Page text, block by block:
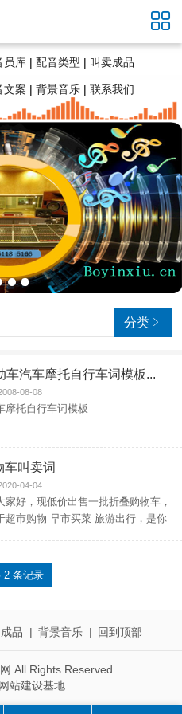

员库 | 配音类型 | 叫卖成品
文案 | 背景音乐 | 联系我们
分类 
汽车摩托自行车词模板...
08-08
摩托自行车词模板
车叫卖词
04-04
家好，现低价出售一批折叠购物车，
超市购物 早市买菜 旅游出行，是你
结实耐用，防水 效果一流，本车车
钢材，硬度十足，永不变形，整理的
物和出行，原价70,80上百元的产
2 条记录
品 | 背景音乐 | 回到顶部
All Rights Reserved.
网站建设基地